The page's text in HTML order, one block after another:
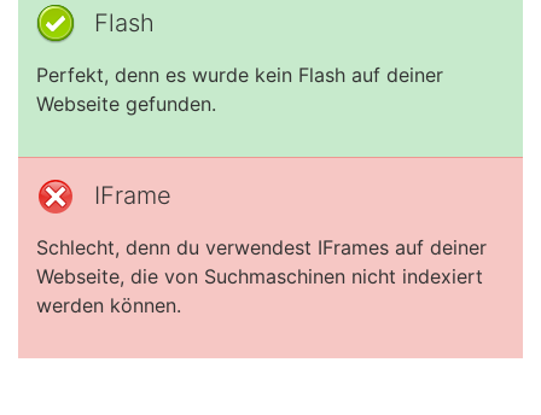
Flash
Perfekt, denn es wurde kein Flash auf deiner
Webseite gefunden.
IFrame
Schlecht, denn du verwendest IFrames auf deiner
Webseite, die von Suchmaschinen nicht indexiert
werden können.